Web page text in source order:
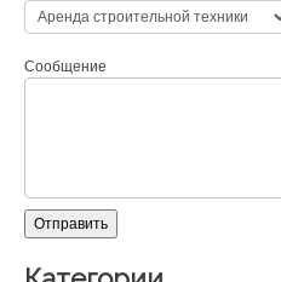
Сообщение